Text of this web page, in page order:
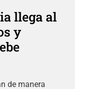
llega al
y
de manera